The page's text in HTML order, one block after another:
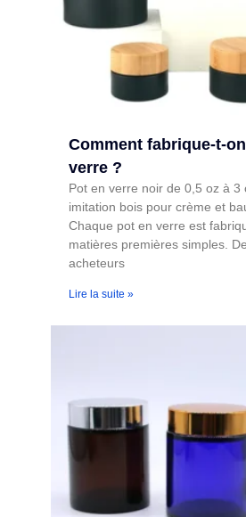
Comment fabrique-t-
verre ?
Pot en verre noir de 0,5 oz à 3
imitation bois pour crème et
Chaque pot en verre est
matières premières simples.
acheteurs
Lire la suite »